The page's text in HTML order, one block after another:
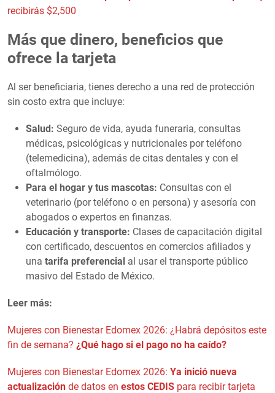
recibirás $2,500
Más que dinero, beneficios que
ofrece la tarjeta
Al ser beneficiaria, tienes derecho a una red de protección
sin costo extra que incluye:
Salud: Seguro de vida, ayuda funeraria, consultas
médicas, psicológicas y nutricionales por teléfono
(telemedicina), además de citas dentales y con el
oftalmólogo.
Para el hogar y tus mascotas: Consultas con el
veterinario (por teléfono o en persona) y asesoría con
abogados o expertos en finanzas.
Educación y transporte: Clases de capacitación digital
con certificado, descuentos en comercios afiliados y
una tarifa preferencial al usar el transporte público
masivo del Estado de México.
Leer más:
Mujeres con Bienestar Edomex 2026: ¿Habrá depósitos este
fin de semana? ¿Qué hago si el pago no ha caído?
Mujeres con Bienestar Edomex 2026: Ya inició nueva
actualización de datos en estos CEDIS para recibir tarjeta